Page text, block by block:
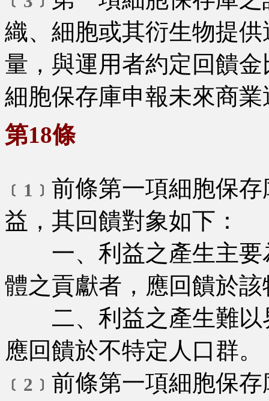
織、細胞或其衍生物提
量，與運用者約定回饋
細胞保存庫申報未來商
第18條
﹝1﹞ 前條第一項細胞保
益，其回饋對象如下：
一、利益之產生主要
體之貢獻者，應回饋於
二、利益之產生難以
應回饋於不特定人口群。
﹝2﹞ 前條第一項細胞保